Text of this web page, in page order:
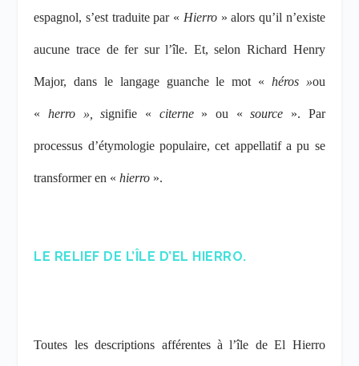
espagnol, s’est traduite par « Hierro» alors qu’il n’existe
aucune trace de fer sur l’île. Et, selon Richard Henry
Major, dans le langage guanche le mot « héros »ou
«herro », signifie « citerne» ou «source ». Par
processus d’étymologie populaire, cet appellatif a pu se
transformer en «hierro ».
LE RELIEF DE L’ÎLE D’EL HIERRO.
Toutes les descriptions afférentes à l’île de El Hierro